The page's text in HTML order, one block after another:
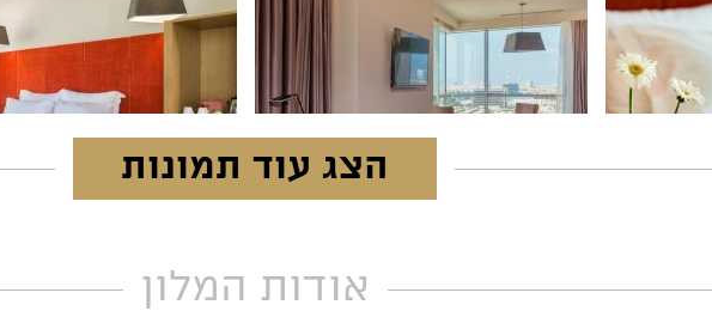
הצג עוד תמונות
אודות המלון